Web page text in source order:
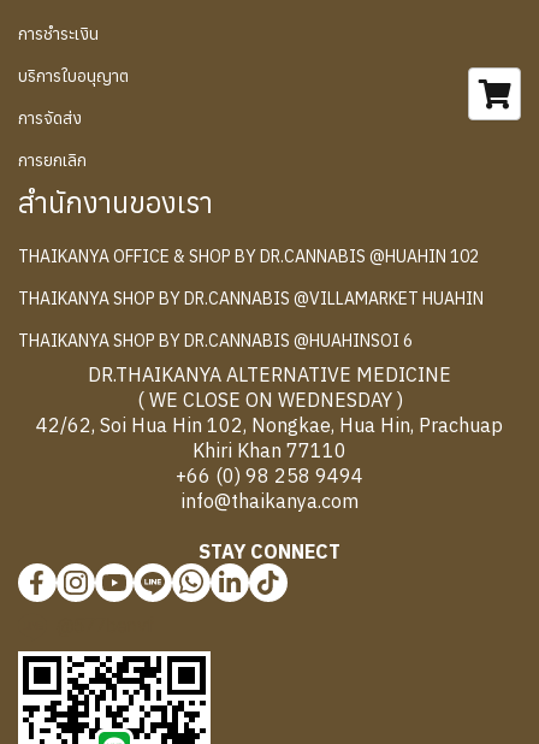
การชำระเงิน
บริการใบอนุญาต
การจัดส่ง
การยกเลิก
สำนักงานของเรา
THAIKANYA OFFICE & SHOP BY DR.CANNABIS @HUAHIN 102
THAIKANYA SHOP BY DR.CANNABIS @VILLAMARKET HUAHIN
THAIKANYA SHOP BY DR.CANNABIS @HUAHINSOI 6
DR.THAIKANYA ALTERNATIVE MEDICINE
( WE CLOSE ON WEDNESDAY )
42/62, Soi Hua Hin 102, Nongkae, Hua Hin, Prachuap
Khiri Khan 77110
+66 (0) 98 258 9494
info@thaikanya.com
STAY CONNECT